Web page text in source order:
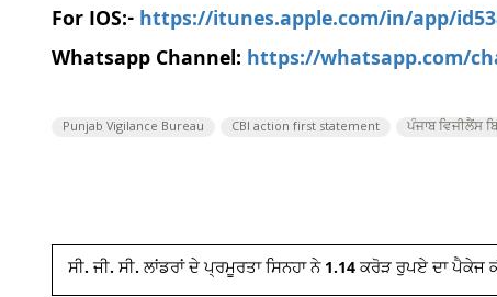
For IOS:-https://itunes.apple.com/in/app/
Whatsapp Channel: https://whatsapp.com/
Punjab Vigilance Bureau CBI action first statement ਪੰਜਾਬ ਵਿਜੀਲੈਂਸ
ਸੀ. ਜੀ. ਸੀ. ਲਾਂਡਰਾਂ ਦੇ ਪ੍ਰਮੂਰਤਾ ਸਿਨਹਾ ਨੇ 1.14 ਕਰੋੜ ਰੁਪਏ ਦਾ ਪੈਕੇਜ